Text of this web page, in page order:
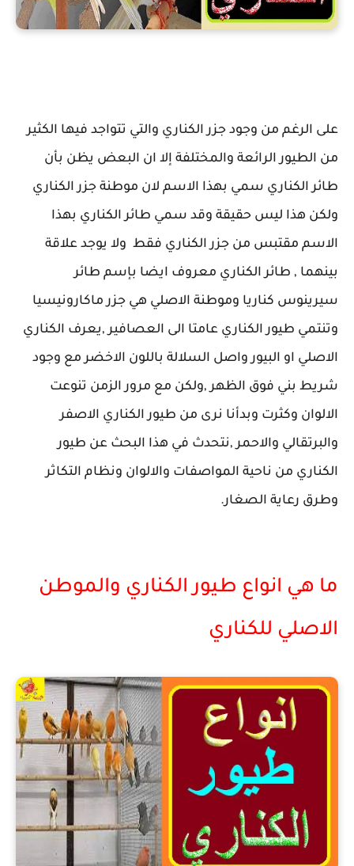
على الرغم من وجود جزر الكناري والتي تتواجد فيها الكثير
من الطيور الرائعة والمختلفة إلا ان البعض يظن بأن
طائر الكناري سمي بهذا الاسم لان موطنة جزر الكناري
ولكن هذا ليس حقيقة وقد سمي طائر الكناري بهذا
الاسم مقتبس من جزر الكناري فقط ولا يوجد علاقة
بينهما , طائر الكناري معروف ايضا بإسم طائر
سيرينوس كناريا وموطنة الاصلي هي جزر ماكارونيسيا
وتنتمي طيور الكناري عامتا الى العصافير ,يعرف الكناري
الاصلي او البيور واصل السلالة باللون الاخضر مع وجود
شريط بني فوق الظهر ,ولكن مع مرور الزمن تنوعت
الالوان وكثرت وبدأنا نرى من طيور الكناري الاصفر
والبرتقالي والاحمر ,نتحدث في هذا البحث عن طيور
الكناري من ناحية المواصفات والالوان ونظام التكاثر
وطرق رعاية الصغار.
ما هي انواع طيور الكناري والموطن
الاصلي للكناري